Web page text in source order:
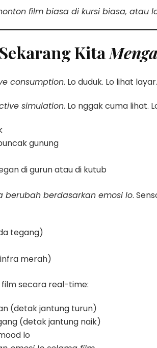
film biasa di kursi biasa, atau
Kita
consumption. Lo duduk. Lo lihat
simulation. Lo nggak cuma lihat.
gunung
di gurun atau di kutub
berubah berdasarkan emosi lo.
tegang)
merah)
film secara real-time:
(detak jantung turun)
(detak jantung naik)
lo